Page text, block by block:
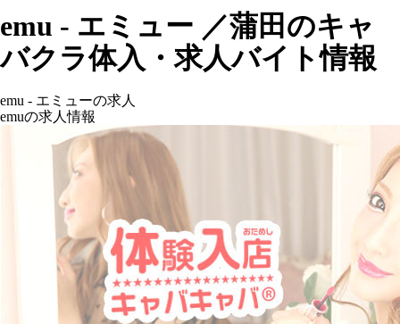
emu - エミュー ／蒲田のキャ
バクラ体入・求人バイト情報
emu - エミューの求人
emuの求人情報